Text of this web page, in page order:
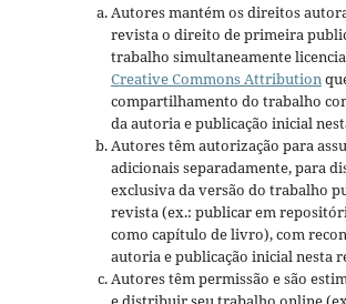
Autores mantém os direitos
revista o direito de primeira
trabalho simultaneamente
Creative Commons Attribution
compartilhamento do trabalho
da autoria e publicação inicial
Autores têm autorização para
adicionais separadamente, para
exclusiva da versão do trabalho
revista (ex.: publicar em
como capítulo de livro), com
autoria e publicação inicial nesta
Autores têm permissão e são